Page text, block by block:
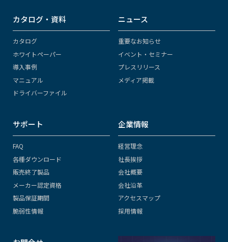
カタログ・資料
カタログ
ホワイトペーパー
導入事例
マニュアル
ドライバーファイル
ニュース
重要なお知らせ
イベント・セミナー
プレスリリース
メディア掲載
サポート
FAQ
各種ダウンロード
販売終了製品
メーカー認定資格
製品保証期間
脆弱性情報
企業情報
経営理念
社長挨拶
会社概要
会社沿革
アクセスマップ
採用情報